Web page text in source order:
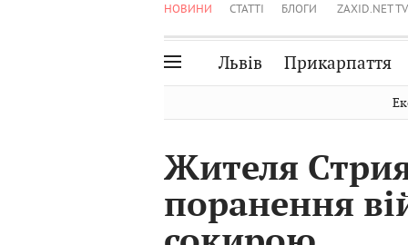
НОВИНИ СТАТТІ БЛОГИ ZAXID.NET TV
Львів Прикарпаття
Волинь
Чернівці
Жителя
поранення